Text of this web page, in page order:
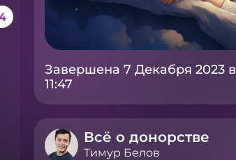
Завершена 7 Декабря 2023 в
11:47
Всё о донорстве
Тимур Белов